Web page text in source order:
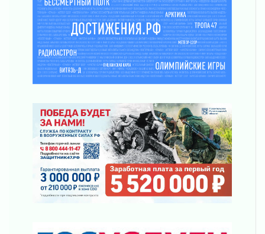
Строительные компании Ленобласти
подняли зарплаты почти на 40% за год
03 августа 2026
Шесть новых жизней в честь дня рождения
Ленинградской области
03 августа 2026
Уроки безопасности для детей и взрослых
Ленобласть отмечает День Воздушно-
десантных войск
02 августа 2026
«Активное лето»
02 августа 2026
Ленобласть отметила заслуги жителей перед
регионом и страной